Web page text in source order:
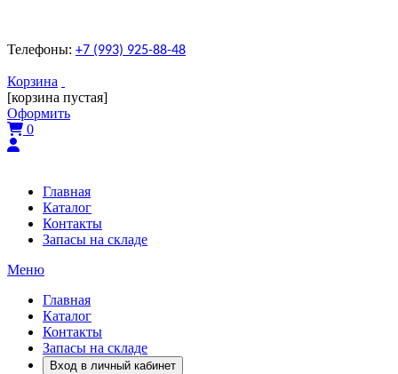
Телефоны: +7 (993) 925-88-48
Корзина
[корзина пустая]
Оформить
0
Главная
Каталог
Контакты
Запасы на складе
Меню
Главная
Каталог
Контакты
Запасы на складе
Вход в личный кабинет